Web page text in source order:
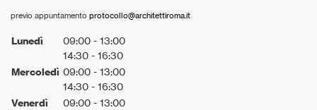
previo appuntamento protocollo@architettiroma.it
Lunedì
09:00 - 13:00
14:30 - 16:30
Mercoledì 09:00 - 13:00
14:30 - 16:30
Venerdì 09:00 - 13:00